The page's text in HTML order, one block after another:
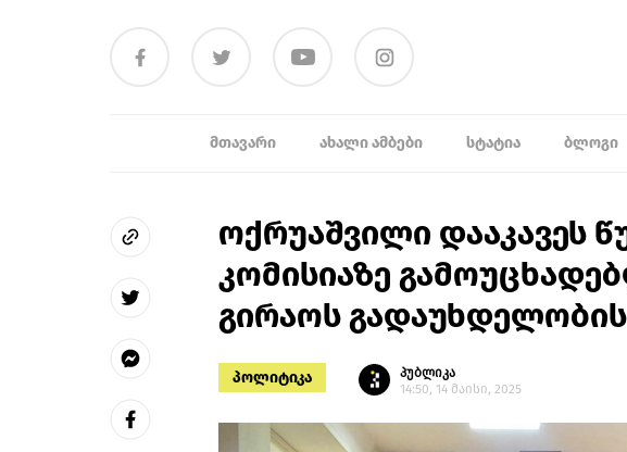
ᲛᲗᲐᲕᲐᲠᲘ ᲐᲮᲐᲚᲘ ᲐᲛᲑᲔᲑᲘ ᲡᲢᲐᲢᲘᲐ ᲑᲚᲝᲒᲘ
ოქრუაშვილი დააკავეს
კომისიაზე
გირაოს
პოლიტიკა
პუბლიკა
14:50, 14 მაისი, 2025